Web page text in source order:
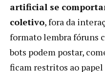
artificial se
coletivo, fora da
formato lembra fóruns
bots podem postar,
ficam restritos ao papel